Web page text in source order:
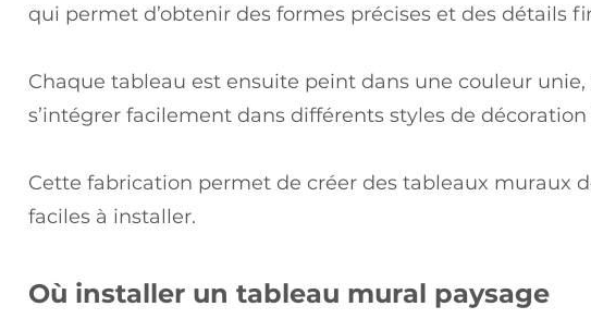
qui permet d’obtenir des formes précises et des détails
Chaque tableau est ensuite peint dans une couleur
s’intégrer facilement dans différents styles de
Cette fabrication permet de créer des tableaux muraux
faciles à installer.
Où installer un tableau mural paysage